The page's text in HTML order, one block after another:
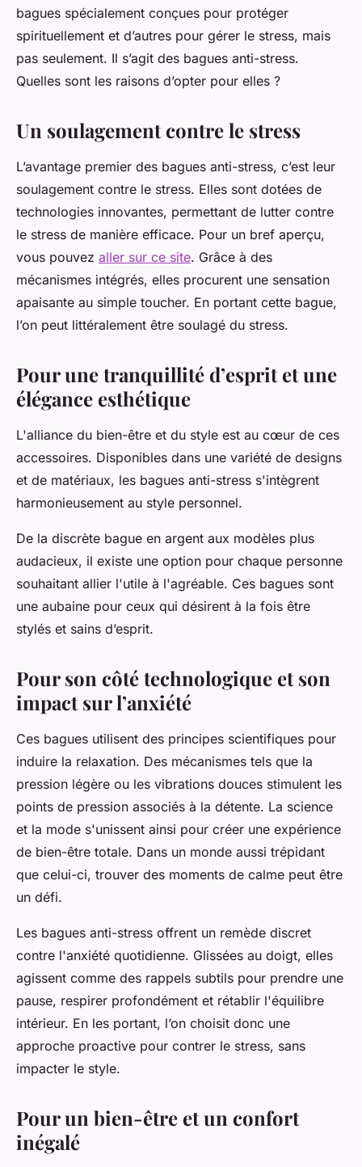
Aurélie•21 décembre 2023•2 min de lecture
bagues spécialement conçues pour protéger
spirituellement et d’autres pour gérer le stress, mais
pas seulement. Il s’agit des bagues anti-stress.
Quelles sont les raisons d’opter pour elles ?
Un soulagement contre le stress
L’avantage premier des bagues anti-stress, c’est leur
soulagement contre le stress. Elles sont dotées de
technologies innovantes, permettant de lutter contre
le stress de manière efficace. Pour un bref aperçu,
vous pouvez aller sur ce site. Grâce à des
mécanismes intégrés, elles procurent une sensation
apaisante au simple toucher. En portant cette bague,
l’on peut littéralement être soulagé du stress.
Pour une tranquillité d’esprit et une
élégance esthétique
L'alliance du bien-être et du style est au cœur de ces
accessoires. Disponibles dans une variété de designs
et de matériaux, les bagues anti-stress s'intègrent
harmonieusement au style personnel.
De la discrète bague en argent aux modèles plus
audacieux, il existe une option pour chaque personne
souhaitant allier l'utile à l'agréable. Ces bagues sont
une aubaine pour ceux qui désirent à la fois être
stylés et sains d’esprit.
Pour son côté technologique et son
impact sur l’anxiété
Ces bagues utilisent des principes scientifiques pour
induire la relaxation. Des mécanismes tels que la
pression légère ou les vibrations douces stimulent les
points de pression associés à la détente. La science
et la mode s'unissent ainsi pour créer une expérience
de bien-être totale. Dans un monde aussi trépidant
que celui-ci, trouver des moments de calme peut être
un défi.
Les bagues anti-stress offrent un remède discret
contre l'anxiété quotidienne. Glissées au doigt, elles
agissent comme des rappels subtils pour prendre une
pause, respirer profondément et rétablir l'équilibre
intérieur. En les portant, l’on choisit donc une
approche proactive pour contrer le stress, sans
impacter le style.
Pour un bien-être et un confort
inégalé